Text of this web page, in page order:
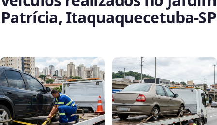
Patrícia, Itaquaquecetuba‑SP